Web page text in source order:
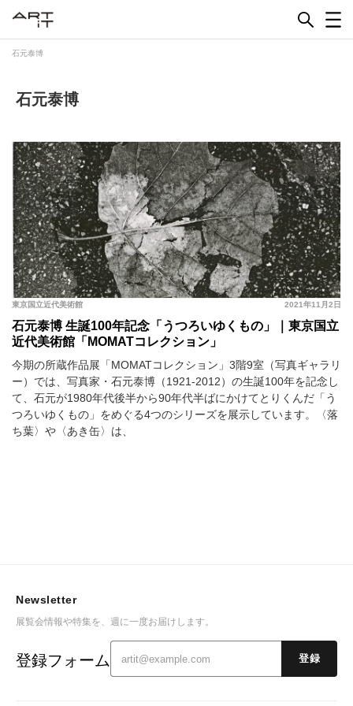
石元泰博
石元泰博
2021年11月2日
東京国立近代美術館
石元泰博 生誕100年記念「うつろいゆくもの」｜東京国立
近代美術館「MOMATコレクション」
今期の所蔵作品展「MOMATコレクション」3階9室（写真ギャラリ
ー）では、写真家・石元泰博（1921-2012）の生誕100年を記念し
て、石元が1980年代後半から90年代半ばにかけてとりくんだ「う
つろいゆくもの」をめぐる4つのシリーズを展示しています。〈落
ち葉〉や〈あき缶〉は、
Newsletter
展覧会情報や特集を、週に一度お届けします。
登録フォーム 登録